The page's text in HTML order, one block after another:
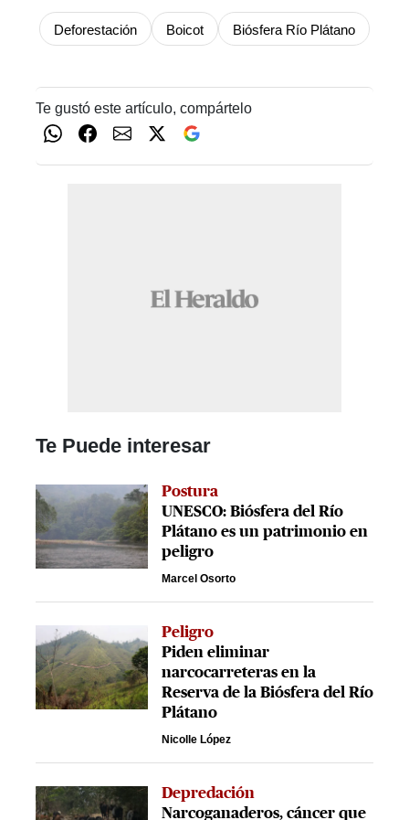
Deforestación Boicot Biósfera Río Plátano
Te gustó este artículo, compártelo
Te Puede interesar
Postura
UNESCO: Biósfera del Río
Plátano es un patrimonio en
peligro
Marcel Osorto
Peligro
Piden eliminar
narcocarreteras en la
Reserva de la Biósfera del Río
Plátano
Nicolle López
Depredación
Narcoganaderos, cáncer que